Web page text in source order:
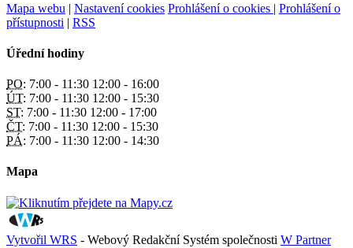
Mapa webu | Nastavení cookies Prohlášení o cookies | Prohlášení o
přístupnosti | RSS
Úřední hodiny
PO: 7:00 - 11:30 12:00 - 16:00
ÚT: 7:00 - 11:30 12:00 - 15:30
ST: 7:00 - 11:30 12:00 - 17:00
ČT: 7:00 - 11:30 12:00 - 15:30
PÁ: 7:00 - 11:30 12:00 - 14:30
Mapa
Vytvořil WRS - Webový Redakční Systém společnosti W Partner